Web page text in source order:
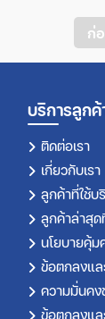
ก่
บริการลูกค้
ติดต่อเรา
เกี่ยวกับเรา
ลูกค้าที่ใช้บ
ลูกค้าล่าสุด
นโยบายคุ้ม
ข้อตกลงแล
ความมั่นคง
ข้อตกลงแล